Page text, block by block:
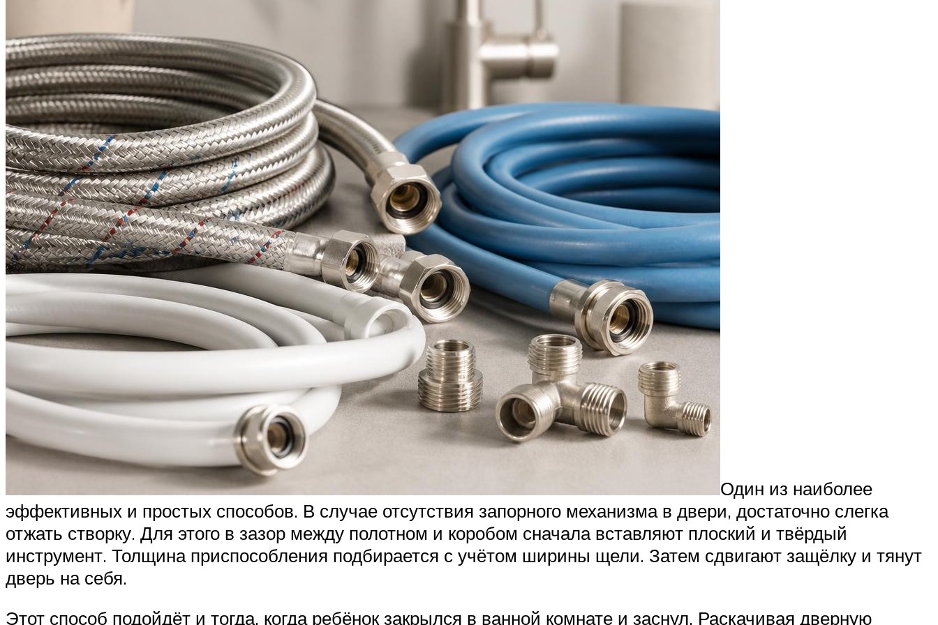
Один из наиболее
эффективных и простых способов. В случае отсутствия запорного механизма в двери, достаточно слегка
отжать створку. Для этого в зазор между полотном и коробом сначала вставляют плоский и твёрдый
инструмент. Толщина приспособления подбирается с учётом ширины щели. Затем сдвигают защёлку и тянут
дверь на себя.
Этот способ подойдёт и тогда, когда ребёнок закрылся в ванной комнате и заснул. Раскачивая дверную